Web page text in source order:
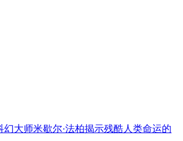
幻大师米歇尔·法柏揭示残酷人类命运的